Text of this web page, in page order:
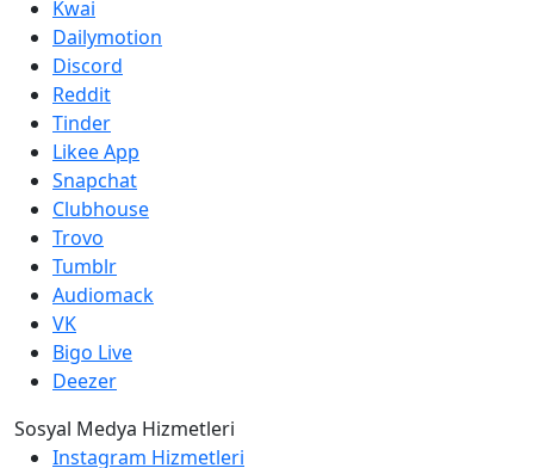
Kwai
Dailymotion
Discord
Reddit
Tinder
Likee App
Snapchat
Clubhouse
Trovo
Tumblr
Audiomack
VK
Bigo Live
Deezer
Sosyal Medya Hizmetleri
Instagram Hizmetleri